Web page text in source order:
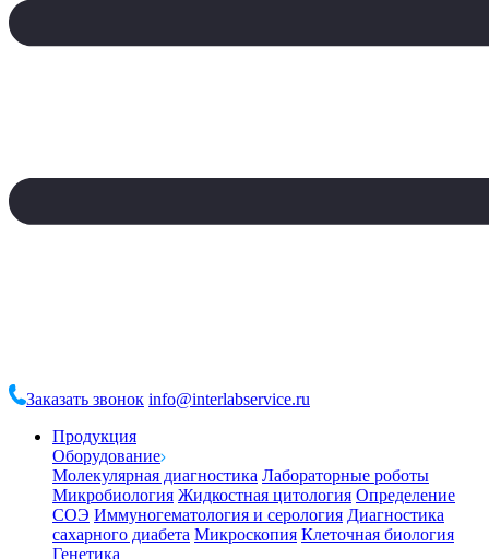
Заказать звонок info@interlabservice.ru
Продукция
Оборудование
Молекулярная диагностика Лабораторные роботы
Микробиология Жидкостная цитология Определение
СОЭ Иммуногематология и серология Диагностика
сахарного диабета Микроскопия Клеточная биология
Генетика